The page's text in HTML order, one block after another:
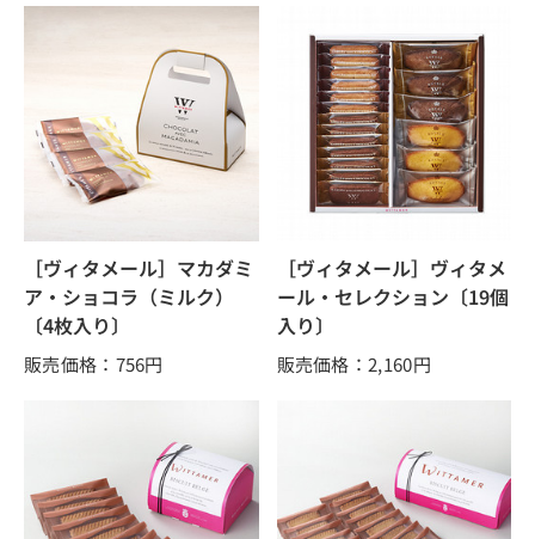
［ヴィタメール］マカダミ
ア・ショコラ（ミルク）
〔4枚入り〕
販売価格：756円
［ヴィタメール］ヴィタメ
ール・セレクション〔19個
入り〕
販売価格：2,160円